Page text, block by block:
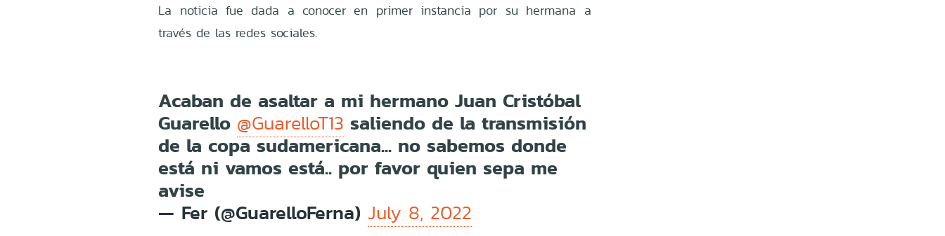
La noticia fue dada a conocer en primer instancia por su hermana a
través de las redes sociales.
Acaban de asaltar a mi hermano Juan Cristóbal
Guarello @GuarelloT13 saliendo de la transmisión
de la copa sudamericana... no sabemos donde
está ni vamos está.. por favor quien sepa me
avise
— Fer (@GuarelloFerna)July 8, 2022